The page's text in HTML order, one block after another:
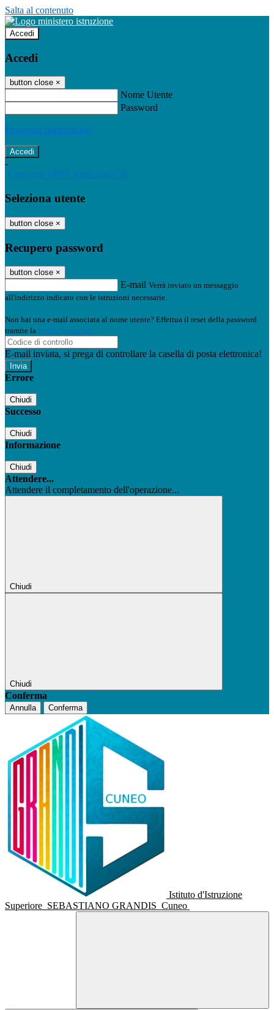
Salta al contenuto
Accedi
Accedi
button close ×
Nome Utente
Password
Password dimenticata?
-
Entra con SPID Entra con CIE
Seleziona utente
button close ×
Recupero password
button close ×
E-mail Verrà inviato un messaggio
all'indirizzo indicato con le istruzioni necessarie.
Non hai una e-mail associata al nome utente? Effettua il reset della password
tramite la Login Spaggiari
E-mail inviata, si prega di controllare la casella di posta elettronica!
Errore
Chiudi
Successo
Chiudi
Informazione
Chiudi
Attendere...
Attendere il completamento dell'operazione...
Chiudi
Chiudi
Conferma
Annulla Conferma
Istituto d'Istruzione
Superiore SEBASTIANO GRANDIS Cuneo